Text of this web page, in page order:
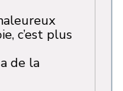
c’est plus